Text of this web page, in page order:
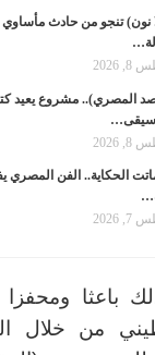
نون) تنجو من حادث مأساوي
2026
المصري).. مشروع يعيد
2026
الحكاية.. الفن المصري
2026
باعثا ومحفزا
من خلال